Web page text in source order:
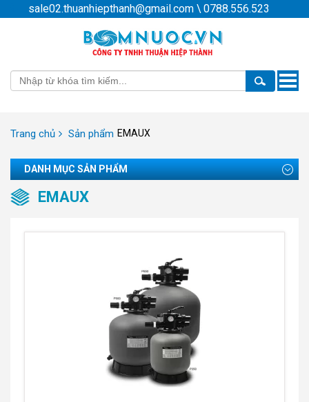
sale02.thuanhiepthanh@gmail.com \ 0788.556.523
Toggle
Trang chủ Sản phẩm EMAUX
DANH MỤC SẢN PHẨM
EMAUX